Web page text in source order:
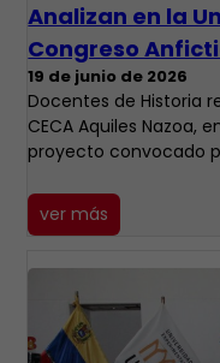
Analizan en la
Congreso
19 de junio de 2026
Docentes de Historia
CECA Aquiles Nazoa,
proyecto convocado
ver más